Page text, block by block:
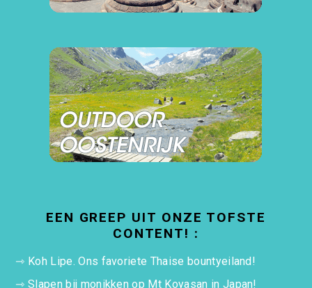
EEN GREEP UIT ONZE TOFSTE
CONTENT! :
⇾ Koh Lipe. Ons favoriete Thaise bountyeiland!
⇾Slapen bij monikken op Mt Koyasan in Japan!